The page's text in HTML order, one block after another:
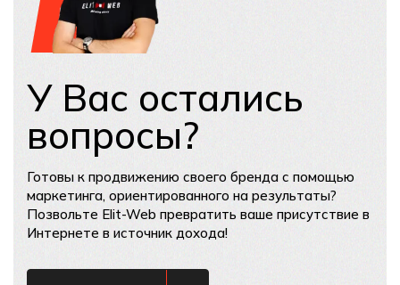
У Вас остались
вопросы?
Готовы к продвижению своего бренда с помощью
маркетинга, ориентированного на результаты?
Позвольте Elit-Web превратить ваше присутствие в
Интернете в источник дохода!